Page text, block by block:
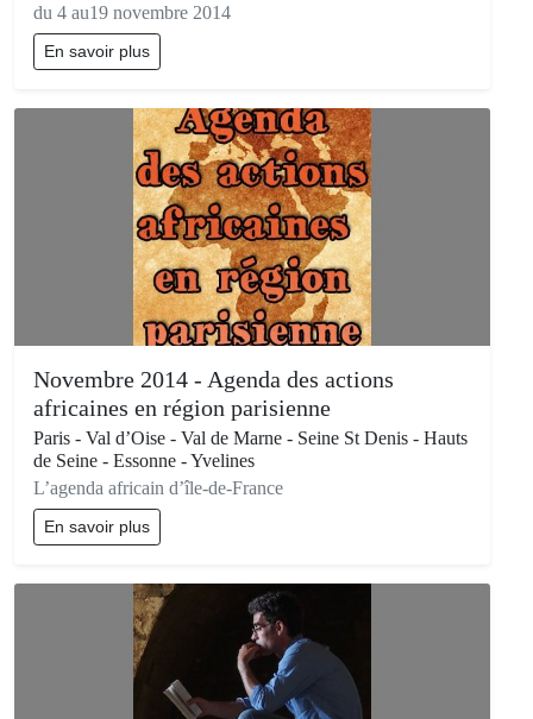
du 4 au19 novembre 2014
En savoir plus
Novembre 2014 - Agenda des actions
africaines en région parisienne
Paris - Val d’Oise - Val de Marne - Seine St Denis - Hauts
de Seine - Essonne - Yvelines
L’agenda africain d’île-de-France
En savoir plus